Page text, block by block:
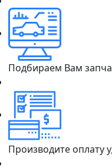
Подбираем Вам
Производите оплату